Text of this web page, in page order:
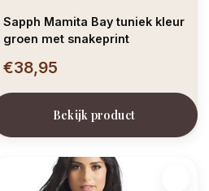
Sapph Mamita Bay tuniek kleur
groen met snakeprint
€38,95
Bekijk product